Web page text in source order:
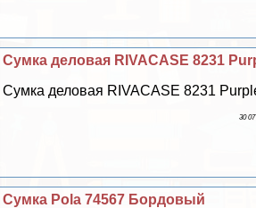
Сумка деловая RIVACASE 8231
Сумка деловая RIVACASE 8231
30
Сумка Pola 74567 Бордовый